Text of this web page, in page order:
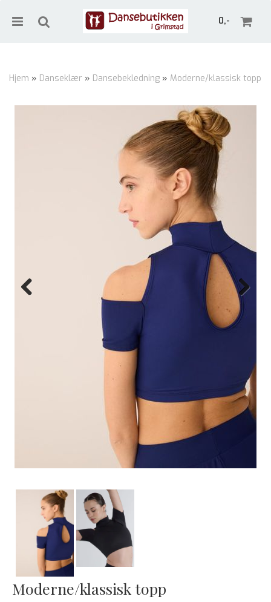
0,-
Hjem » Danseklær » Dansebekledning » Moderne/klassisk topp
Next
Moderne/klassisk topp
Trykk ENTER for å søke